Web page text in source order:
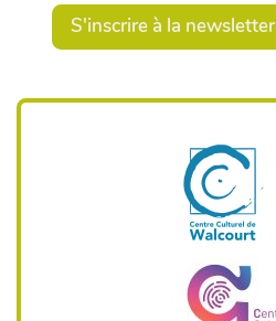
S'inscrire à la newsletter